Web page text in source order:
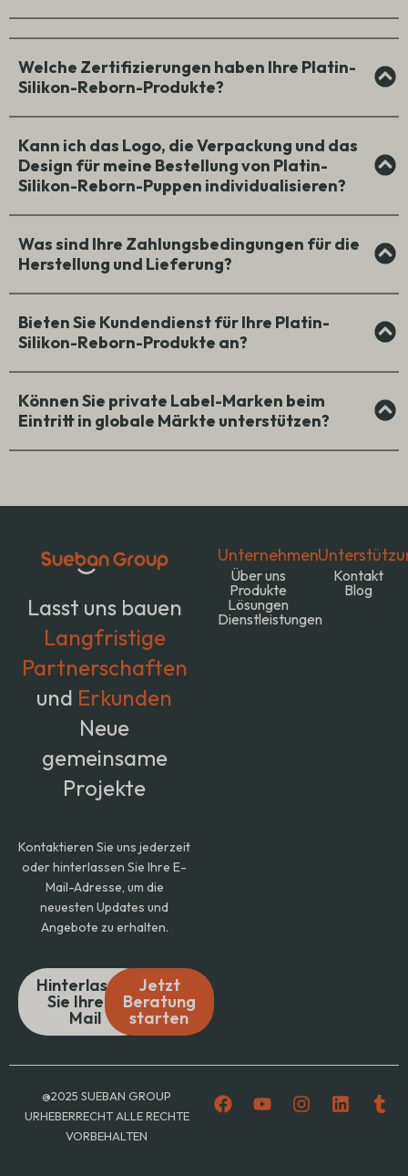
Welche Zertifizierungen haben Ihre Platin-
Silikon-Reborn-Produkte?
Kann ich das Logo, die Verpackung und das
Design für meine Bestellung von Platin-
Silikon-Reborn-Puppen individualisieren?
Was sind Ihre Zahlungsbedingungen für die
Herstellung und Lieferung?
Bieten Sie Kundendienst für Ihre Platin-
Silikon-Reborn-Produkte an?
Können Sie private Label-Marken beim
Eintritt in globale Märkte unterstützen?
Lasst uns bauen
Langfristige
Partnerschaften
und Erkunden
Neue
gemeinsame
Projekte
Kontaktieren Sie uns jederzeit
oder hinterlassen Sie Ihre E-
Mail-Adresse, um die
neuesten Updates und
Angebote zu erhalten.
Hinterlassen
Sie Ihre E-
Mail
Jetzt
Beratung
starten
Unternehmen
Über uns
Produkte
Lösungen
Dienstleistungen
Kontakt
Blog
@2025 SUEBAN GROUP
URHEBERRECHT ALLE RECHTE
VORBEHALTEN
F
a
Y
o
I
n
L
i
T
u